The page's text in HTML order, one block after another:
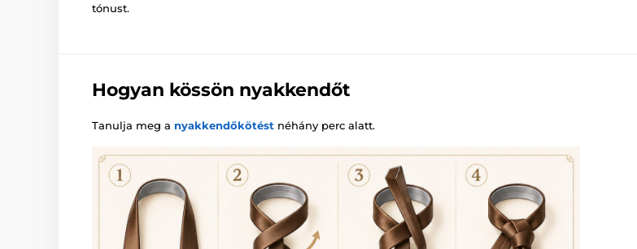
tónust.
Hogyan kössön nyakkendőt
Tanulja meg a nyakkendőkötést néhány perc alatt.